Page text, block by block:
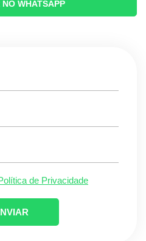
WHATSAPP
de Privacidade